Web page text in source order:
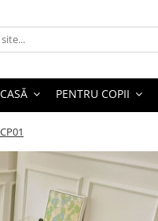
PENTRU COPII